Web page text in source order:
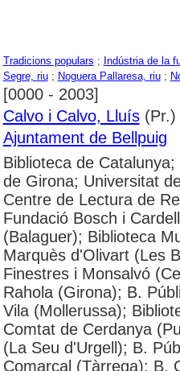
Tradicions populars ; Indústria de la
Segre, riu; Noguera Pallaresa, riu;
[0000 - 2003]
Calvo i Calvo, Lluís(Pr.)
Ajuntament de Bellpuig
Biblioteca de
de Girona; Universitat
Centre de Lectura de
Fundació Bosch i
(Balaguer); Biblioteca
Marquès d'Olivart (Les
Finestres i Monsalvó
Rahola (Girona); B.
Vila (Mollerussa);
Comtat de Cerdanya
(La Seu d'Urgell); B.
Comarcal (Tàrrega); B.